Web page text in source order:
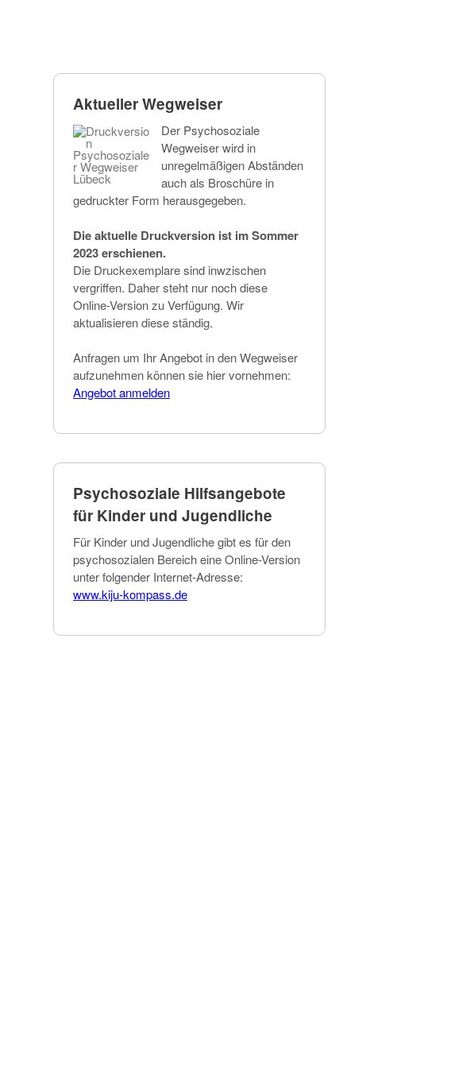
Aktueller Wegweiser
Der Psychosoziale
Wegweiser wird in
unregelmäßigen Abständen
auch als Broschüre in
gedruckter Form herausgegeben.
Die aktuelle Druckversion ist im Sommer
2023 erschienen.
Die Druckexemplare sind inwzischen
vergriffen. Daher steht nur noch diese
Online-Version zu Verfügung. Wir
aktualisieren diese ständig.
Anfragen um Ihr Angebot in den Wegweiser
aufzunehmen können sie hier vornehmen:
Angebot anmelden
Psychosoziale Hilfsangebote
für Kinder und Jugendliche
Für Kinder und Jugendliche gibt es für den
psychosozialen Bereich eine Online-Version
unter folgender Internet-Adresse:
www.kiju-kompass.de